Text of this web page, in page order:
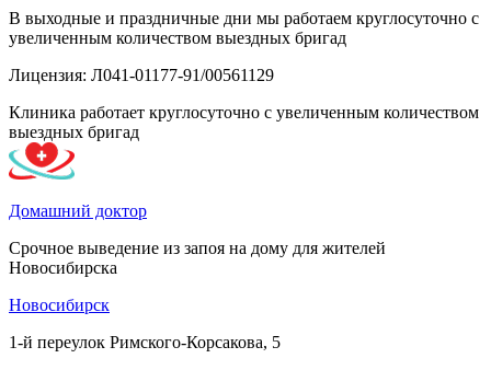
В выходные и праздничные дни мы работаем круглосуточно с
увеличенным количеством выездных бригад
Лицензия: Л041-01177-91/00561129
Клиника работает круглосуточно с увеличенным количеством
выездных бригад
Домашний доктор
Срочное выведение из запоя на дому для жителей
Новосибирска
Новосибирск
1-й переулок Римского-Корсакова, 5